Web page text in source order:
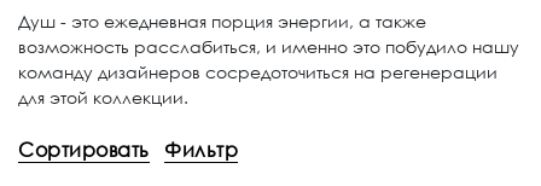
Душ - это ежедневная порция энергии, а также
возможность расслабиться, и именно это побудило нашу
команду дизайнеров сосредоточиться на регенерации
для этой коллекции.
Сортировать Фильтр